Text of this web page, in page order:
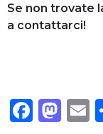
Se non trovate
a contattarci!